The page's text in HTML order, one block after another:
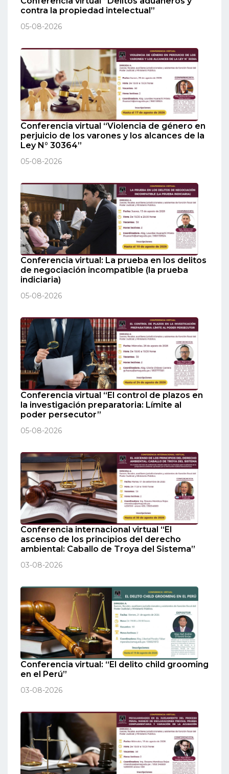
contra la propiedad intelectual”
05-08-2026
Conferencia virtual “Violencia de género en
perjuicio de los varones y los alcances de la
Ley N° 30364”
05-08-2026
Conferencia virtual: La prueba en los delitos
de negociación incompatible (la prueba
indiciaria)
05-08-2026
Conferencia virtual “El control de plazos en
la investigación preparatoria: Límite al
poder persecutor”
05-08-2026
Conferencia internacional virtual “El
ascenso de los principios del derecho
ambiental: Caballo de Troya del Sistema”
03-08-2026
Conferencia virtual: “El delito child grooming
en el Perú”
03-08-2026